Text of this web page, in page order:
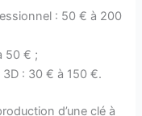
: 50 € à 200
50 € ;
: 30 € à 150 €.
d’une clé à